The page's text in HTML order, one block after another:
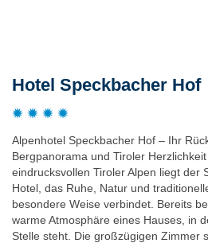
Hotel Speckbacher Hof
Alpenhotel Speckbacher Hof – Ihr
Bergpanorama und Tiroler
eindrucksvollen Tiroler Alpen liegt der
Hotel, das Ruhe, Natur und
besondere Weise verbindet. Bereits
warme Atmosphäre eines Hauses, in
Stelle steht. Die großzügigen Zimmer